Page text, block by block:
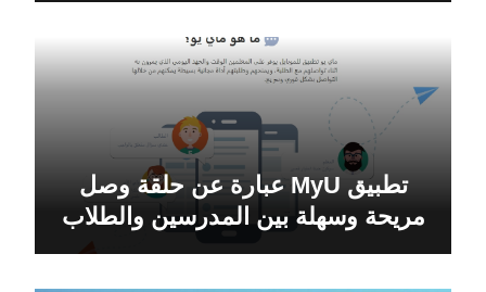
تطبيق MyU عبارة عن حلقة وصل
مريحة وسهلة بين المدرسين والطلاب